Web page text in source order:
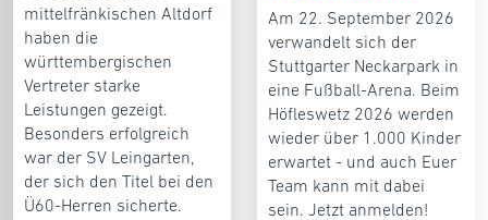
mittelfränkischen Altdorf
haben die
württembergischen
Vertreter starke
Leistungen gezeigt.
Besonders erfolgreich
war der SV Leingarten,
der sich den Titel bei den
Ü60-Herren sicherte.
Am 22. September 2026
verwandelt sich der
Stuttgarter Neckarpark in
eine Fußball-Arena. Beim
Höfleswetz 2026 werden
wieder über 1.000 Kinder
erwartet - und auch Euer
Team kann mit dabei
sein. Jetzt anmelden!